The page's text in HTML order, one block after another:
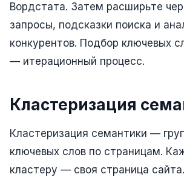
SEO-продвижение и раскрутка
Технический SEO-аудит сайта
Юзабилити-аудит сайта
Управление репутацией SERM /
Ведение и поддержка сайта
SEO-консультация
Вордстата. Затем расширьте
запросы, подсказки поиска и
конкурентов. Подбор ключевых
— итерационный процесс.
Кластеризация
Кластеризация семантики —
ключевых слов по страницам.
кластеру — своя страница сайта.